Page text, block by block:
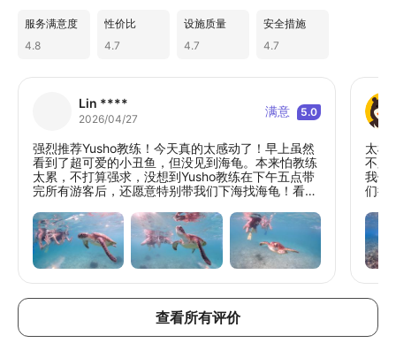
服务满意度
4.8
性价比
4.7
设施质量
4.7
安全措施
4.7
Lin ****
2026/04/27 满意 5.0
强烈推荐Yusho教练！今天真的太感动了！早上虽然
看到了超可爱的小丑鱼，但没见到海龟。本来怕教练
太累，不打算强求，没想到Yusho教练在下午五点带
完所有游客后，还愿意特别带我们下海找海龟！看到
不可思议😭😭（真的！）教练专业、贴心又敬业，下
次来宫古岛一定会再找他！台湾的朋友们，找Yusho
教练准没错！ Yusho先生，非常感谢您带来最棒的体
验！早上看到的小丑鱼很可爱，但最让我感动的是
他，我们才见到了梦寐以求的海龟，还拍了许多最棒
的照片，真的太幸福了😭😭。如果来宫古岛，我真心
太棒
不胜
我们
们捕
练带
查看所有评价